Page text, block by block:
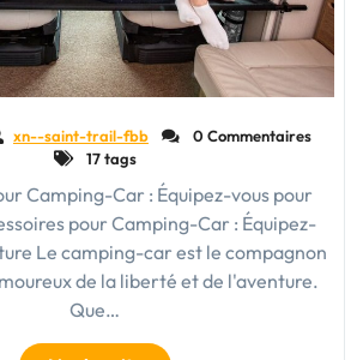
xn--saint-trail-fbb
0 Commentaires
17 tags
Camping-Car : Équipez-vous pour
pour Camping-Car : Équipez-
Le camping-car est le compagnon
de la liberté et de l'aventure.
Que…